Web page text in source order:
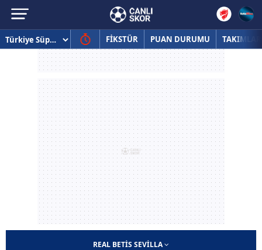
FİKSTÜR PUAN DURUMU TAKIMLAR
REAL BETIS SEVILLA